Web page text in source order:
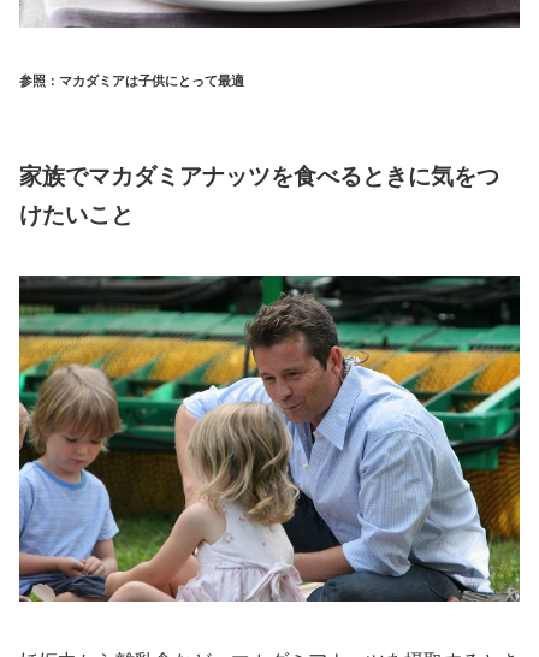
参照：マカダミアは子供にとって最適
家族でマカダミアナッツを食べるときに気をつ
けたいこと